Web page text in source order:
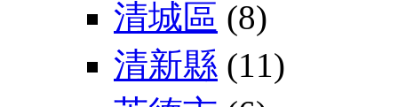
清城區 (8)
清新縣 (11)